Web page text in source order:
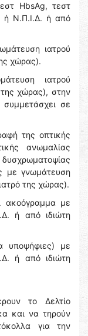
HbsAg, τεστ
ή Ν.Π.Ι.Δ. ή από
ιατρού
χώρας).
ιατρού
χώρας), στην
σε
της οπτικής
ανωμαλίας
με γνωμάτευση
της χώρας).
ακοόγραμμα με
ή από ιδιώτη
υποψήφιες) με
ή από ιδιώτη
το Δελτίο
και να τηρούν
για την